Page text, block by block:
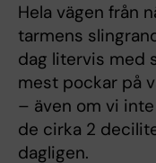
Hela vägen från
tarmens
dag litervis med
mest pockar på
– även om vi
de cirka 2
dagligen.